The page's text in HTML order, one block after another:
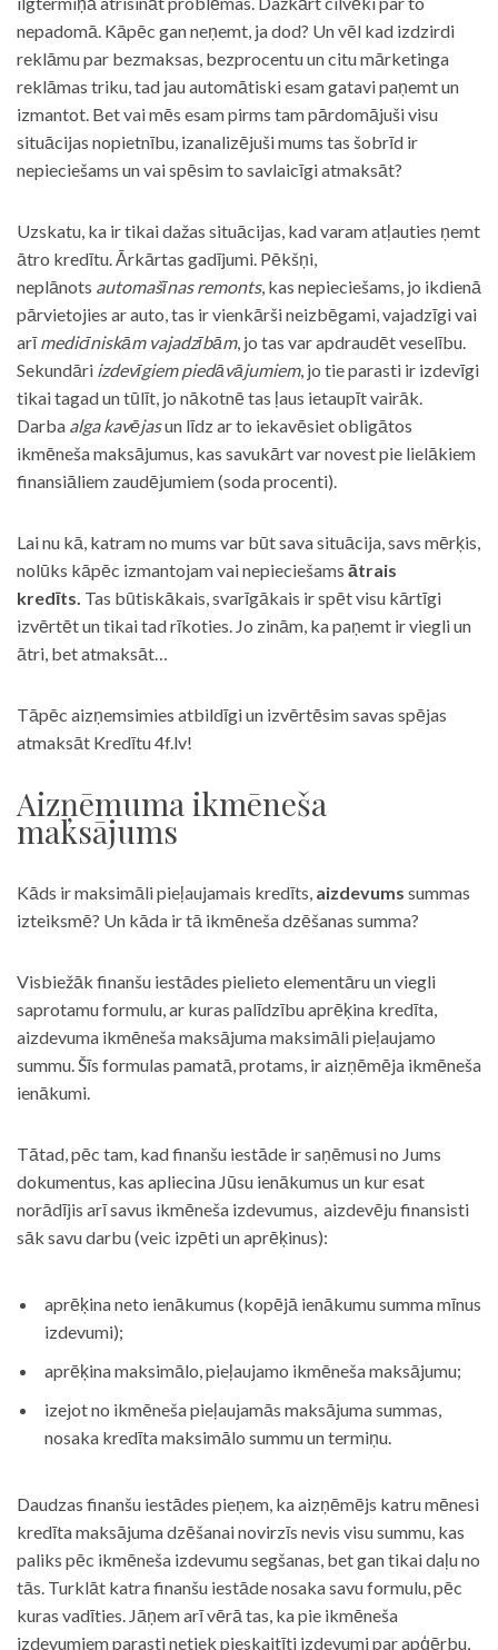
nepadomā. Kāpēc gan neņemt, ja dod? Un vēl kad izdzirdi
reklāmu par bezmaksas, bezprocentu un citu mārketinga
reklāmas triku, tad jau automātiski esam gatavi paņemt un
izmantot. Bet vai mēs esam pirms tam pārdomājuši visu
situācijas nopietnību, izanalizējuši mums tas šobrīd ir
nepieciešams un vai spēsim to savlaicīgi atmaksāt?
Uzskatu, ka ir tikai dažas situācijas, kad varam atļauties ņemt
ātro kredītu. Ārkārtas gadījumi. Pēkšņi,
neplānots automašīnas remonts, kas nepieciešams, jo ikdienā
pārvietojies ar auto, tas ir vienkārši neizbēgami, vajadzīgi vai
arīmedicīniskām vajadzībām, jo tas var apdraudēt veselību.
Sekundāri izdevīgiem piedāvājumiem, jo tie parasti ir izdevīgi
tikai tagad un tūlīt, jo nākotnē tas ļaus ietaupīt vairāk.
Darba alga kavējasun līdz ar to iekavēsiet obligātos
ikmēneša maksājumus, kas savukārt var novest pie lielākiem
finansiāliem zaudējumiem (soda procenti).
Lai nu kā, katram no mums var būt sava situācija, savs mērķis,
nolūks kāpēc izmantojam vai nepieciešams ātrais
kredīts. Tas būtiskākais, svarīgākais ir spēt visu kārtīgi
izvērtēt un tikai tad rīkoties. Jo zinām, ka paņemt ir viegli un
ātri, bet atmaksāt…
Tāpēc aizņemsimies atbildīgi un izvērtēsim savas spējas
atmaksāt Kredītu 4f.lv!
Aizņēmuma ikmēneša
maksājums
Kāds ir maksimāli pieļaujamais kredīts, aizdevums summas
izteiksmē? Un kāda ir tā ikmēneša dzēšanas summa?
Visbiežāk finanšu iestādes pielieto elementāru un viegli
saprotamu formulu, ar kuras palīdzību aprēķina kredīta,
aizdevuma ikmēneša maksājuma maksimāli pieļaujamo
summu. Šīs formulas pamatā, protams, ir aizņēmēja ikmēneša
ienākumi.
Tātad, pēc tam, kad finanšu iestāde ir saņēmusi no Jums
dokumentus, kas apliecina Jūsu ienākumus un kur esat
norādījis arī savus ikmēneša izdevumus, aizdevēju finansisti
sāk savu darbu (veic izpēti un aprēķinus):
aprēķina neto ienākumus (kopējā ienākumu summa mīnus
izdevumi);
aprēķina maksimālo, pieļaujamo ikmēneša maksājumu;
izejot no ikmēneša pieļaujamās maksājuma summas,
nosaka kredīta maksimālo summu un termiņu.
Daudzas finanšu iestādes pieņem, ka aizņēmējs katru mēnesi
kredīta maksājuma dzēšanai novirzīs nevis visu summu, kas
paliks pēc ikmēneša izdevumu segšanas, bet gan tikai daļu no
tās. Turklāt katra finanšu iestāde nosaka savu formulu, pēc
kuras vadīties. Jāņem arī vērā tas, ka pie ikmēneša
izdevumiem parasti netiek pieskaitīti izdevumi par apģērbu,